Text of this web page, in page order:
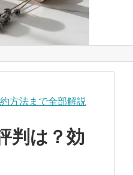
方法まで全部解説
判は？効